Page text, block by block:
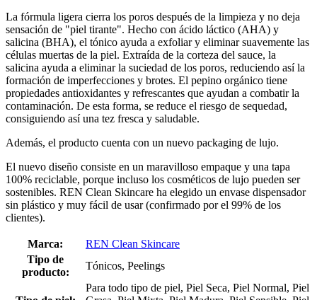
La fórmula ligera cierra los poros después de la limpieza y no deja
sensación de "piel tirante". Hecho con ácido láctico (AHA) y
salicina (BHA), el tónico ayuda a exfoliar y eliminar suavemente las
células muertas de la piel. Extraída de la corteza del sauce, la
salicina ayuda a eliminar la suciedad de los poros, reduciendo así la
formación de imperfecciones y brotes. El pepino orgánico tiene
propiedades antioxidantes y refrescantes que ayudan a combatir la
contaminación. De esta forma, se reduce el riesgo de sequedad,
consiguiendo así una tez fresca y saludable.
Además, el producto cuenta con un nuevo packaging de lujo.
El nuevo diseño consiste en un maravilloso empaque y una tapa
100% reciclable, porque incluso los cosméticos de lujo pueden ser
sostenibles. REN Clean Skincare ha elegido un envase dispensador
sin plástico y muy fácil de usar (confirmado por el 99% de los
clientes).
Marca:
REN Clean Skincare
Tipo de
producto:
Tónicos, Peelings
Para todo tipo de piel, Piel Seca, Piel Normal, Piel